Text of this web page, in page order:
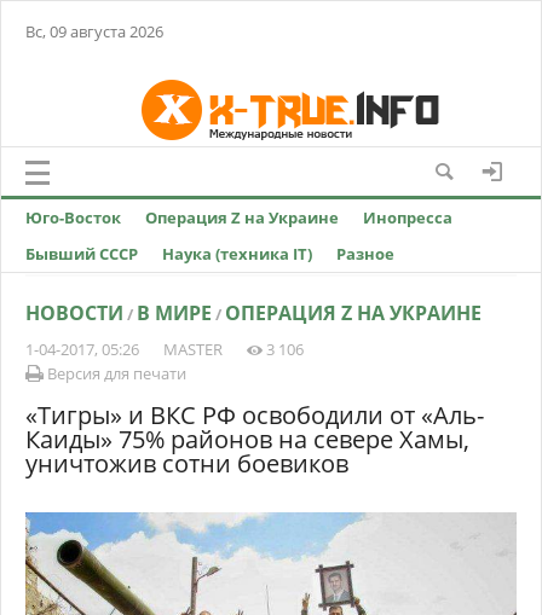
Вс, 09 августа 2026
Юго-Восток Операция Z на Украине
Инопресса
Бывший СССР
Наука (техника IT) Разное
НОВОСТИ / В МИРЕ / ОПЕРАЦИЯ Z НА УКРАИНЕ
1-04-2017, 05:26 MASTER
3 106
Версия для печати
«Тигры» и ВКС РФ освободили от «Аль-
Каиды» 75% районов на севере Хамы,
уничтожив сотни боевиков